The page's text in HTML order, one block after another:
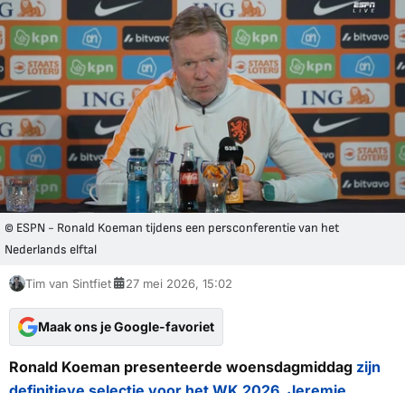
© ESPN - Ronald Koeman tijdens een persconferentie van het
Nederlands elftal
Tim van Sintfiet 27 mei 2026, 15:02
Maak ons je Google-favoriet
Ronald Koeman presenteerde woensdagmiddag zijn